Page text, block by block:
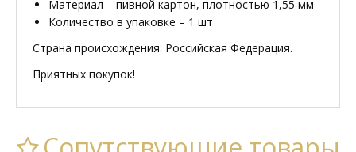
Материал – пивной картон, плотностью 1,55 мм
Количество в упаковке – 1 шт
Страна происхождения: Российская Федерация.
Приятных покупок!